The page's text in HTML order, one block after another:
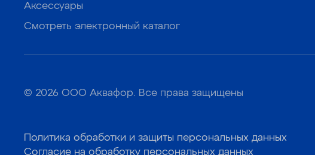
Аксессуары
Смотреть электронный каталог
© 2026 ООО Аквафор. Все права защищены
Политика обработки и защиты персональных данных
Согласие на обработку персональных данных